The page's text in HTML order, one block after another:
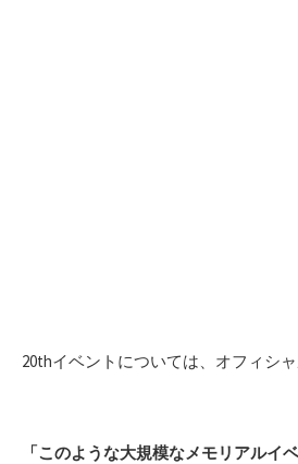
20thイベントについては、オフィシ
「このような大規模なメモリアルイ